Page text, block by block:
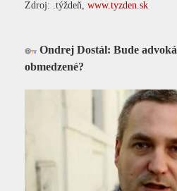
Zdroj: .týždeň, www.tyzden.sk
Ondrej Dostál: Bude
obmedzené?